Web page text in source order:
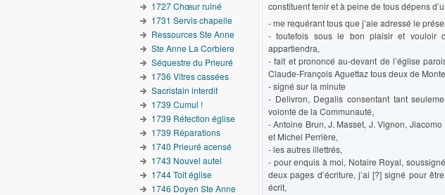
constituent tenir et à peine de tous dépens
- me requérant tous que j’aie adressé le
- toutefois sous le bon plaisir et vouloir
appartiendra,
- fait et prononcé au-devant de l’église
Claude-François Aguettaz tous deux de
- signé sur la minute
- Delivron, Degalis consentant tant
volonté de la Communauté,
- Antoine Brun, J. Masset, J. Vignon,
et Michel Perrière,
- les autres illettrés,
- pour enquis à moi, Notaire Royal,
deux pages d’écriture, j’ai [?] signé pour
écrit,
1727 Chœur ruiné
1731 Servis chapelle
Ressources Ste Anne
Ste Anne La Corbiere
Séquestre du Prieuré
1736 Vitres cassées
Sacristain interdit
1739 Cumul !
1739 Réfection église
1739 Réparations
1740 Prieuré acensé
1743 Nouvel autel
1744 Toit église
1746 Doyen Ste Anne